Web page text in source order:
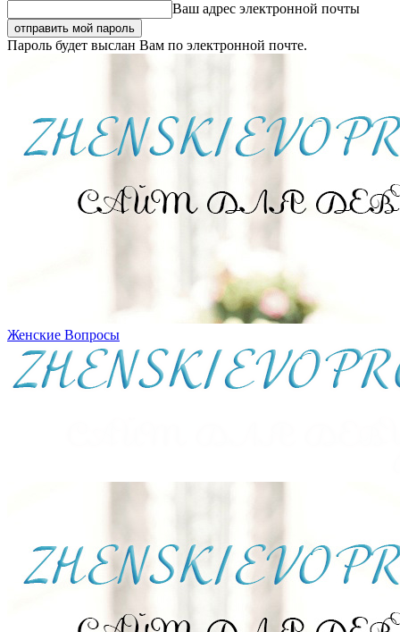
Ваш адрес электронной почты
Пароль будет выслан Вам по электронной почте.
Женские Вопросы